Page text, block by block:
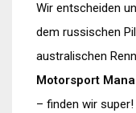
Wir entscheiden
dem russischen
australischen
Motorsport
– finden wir